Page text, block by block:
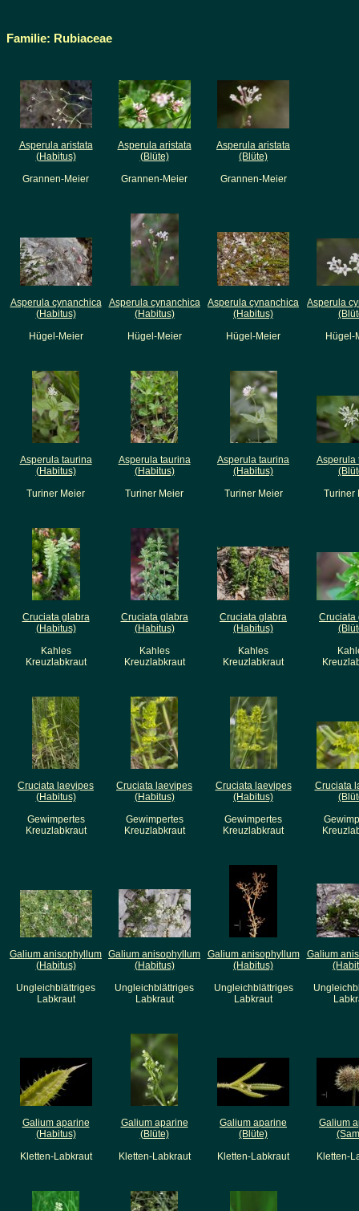
Familie: Rubiaceae
Asperula aristata
(Habitus)
Grannen-Meier
Asperula aristata
(Blüte)
Grannen-Meier
Asperula aristata
(Blüte)
Grannen-Meier
Asperula cynanchica
(Habitus)
Hügel-Meier
Asperula cynanchica
(Habitus)
Hügel-Meier
Asperula cynanchica
(Habitus)
Hügel-Meier
Asperula
Hügel-
Asperula taurina
(Habitus)
Turiner Meier
Asperula taurina
(Habitus)
Turiner Meier
Asperula taurina
(Habitus)
Turiner Meier
Asperula
Turiner
Cruciata glabra
(Habitus)
Kahles
Kreuzlabkraut
Cruciata glabra
(Habitus)
Kahles
Kreuzlabkraut
Cruciata glabra
(Habitus)
Kahles
Kreuzlabkraut
Cruciata
Cruciata laevipes
(Habitus)
Gewimpertes
Kreuzlabkraut
Cruciata laevipes
(Habitus)
Gewimpertes
Kreuzlabkraut
Cruciata laevipes
(Habitus)
Gewimpertes
Kreuzlabkraut
Cruciata
Galium anisophyllum
(Habitus)
Ungleichblättriges
Labkraut
Galium anisophyllum
(Habitus)
Ungleichblättriges
Labkraut
Galium anisophyllum
(Habitus)
Ungleichblättriges
Labkraut
Galium
Galium aparine
(Habitus)
Kletten-Labkraut
Galium aparine
(Blüte)
Kletten-Labkraut
Galium aparine
(Blüte)
Kletten-Labkraut
Galium
Kletten-